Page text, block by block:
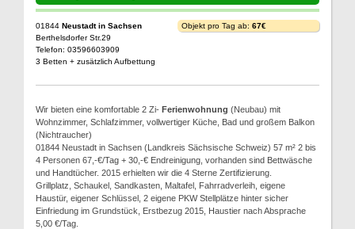
01844 Neustadt in Sachsen
Berthelsdorfer Str.29
Telefon: 03596603909
3 Betten + zusätzlich Aufbettung
Objekt pro Tag ab: 67€
Wir bieten eine komfortable 2 Zi- Ferienwohnung (Neubau) mit
Wohnzimmer, Schlafzimmer, vollwertiger Küche, Bad und großem Balkon
(Nichtraucher)
01844 Neustadt in Sachsen (Landkreis Sächsische Schweiz) 57 m² 2 bis
4 Personen 67,-€/Tag + 30,-€ Endreinigung, vorhanden sind Bettwäsche
und Handtücher. 2015 erhielten wir die 4 Sterne Zertifizierung.
Grillplatz, Schaukel, Sandkasten, Maltafel, Fahrradverleih, eigene
Haustür, eigener Schlüssel, 2 eigene PKW Stellplätze hinter sicher
Einfriedung im Grundstück, Erstbezug 2015, Haustier nach Absprache
5,00 €/Tag.